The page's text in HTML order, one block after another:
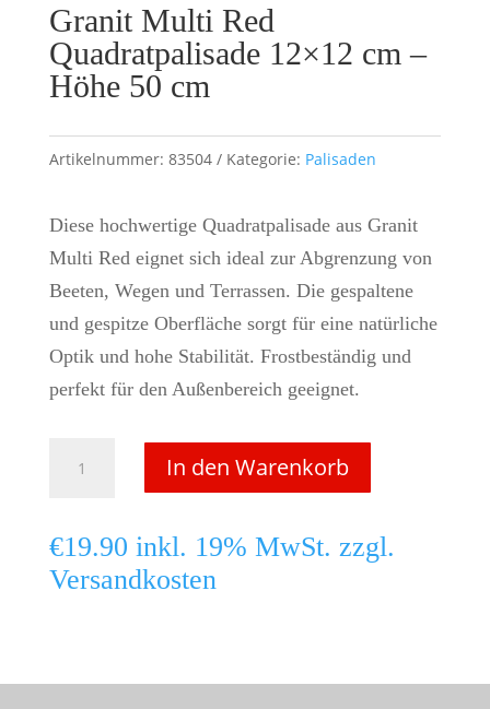
Granit Multi Red
Quadratpalisade 12×12 cm –
Höhe 50 cm
Artikelnummer: 83504 Kategorie: Palisaden
Diese hochwertige Quadratpalisade aus Granit
Multi Red eignet sich ideal zur Abgrenzung von
Beeten, Wegen und Terrassen. Die gespaltene
und gespitze Oberfläche sorgt für eine natürliche
Optik und hohe Stabilität. Frostbeständig und
perfekt für den Außenbereich geeignet.
Quadratpalisade
12x12
Höhe
In den Warenkorb
€19.90 inkl. 19% MwSt. zzgl.
Versandkosten